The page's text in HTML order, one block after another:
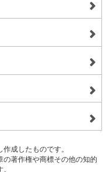
成したものです。
著作権や商標その他の知的